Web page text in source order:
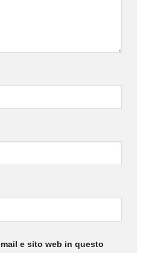
e sito web in questo